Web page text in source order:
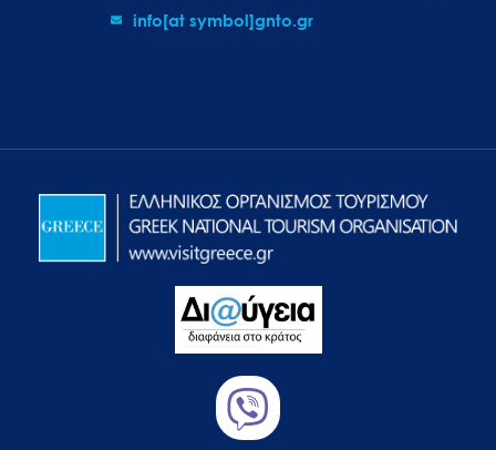
info[at symbol]gnto.gr